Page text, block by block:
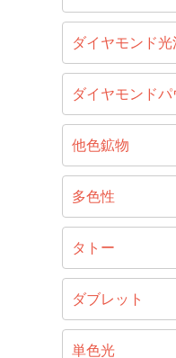
ダイヤモンド光
ダイヤモンドパ
他色鉱物
多色性
タトー
ダブレット
単色光